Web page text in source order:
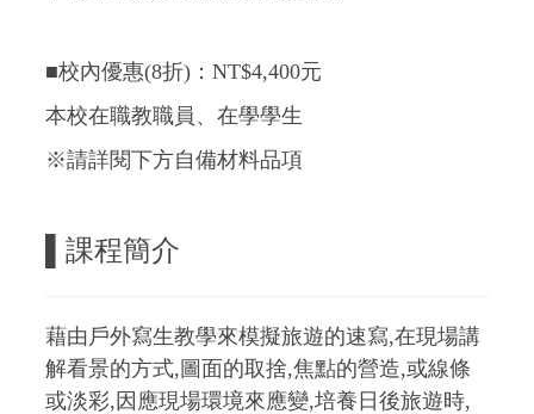
■校內優惠(8折)：NT$4,400元
本校在職教職員、在學學生
※請詳閱下方自備材料品項
▌課程簡介
藉由戶外寫生教學來模擬旅遊的速寫,在現場講
解看景的方式,圖面的取捨,焦點的營造,或線條
或淡彩,因應現場環境來應變,培養日後旅遊時,